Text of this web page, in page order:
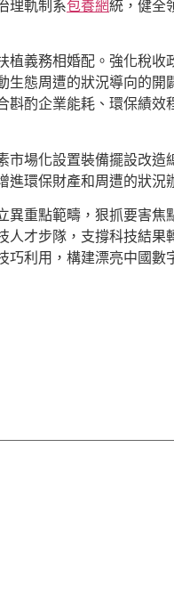
理軌制系包養網統，健全
義務相婚配。強化稅收
生態周遭的狀況導向的開
斟酌企業能耗、環保績效
市場化設置裝備擺設改造
環保財產和周遭的狀況
異重點範疇，狠抓要害焦
人才步隊，支撐科技結果
巧利用，構建漂亮中國數